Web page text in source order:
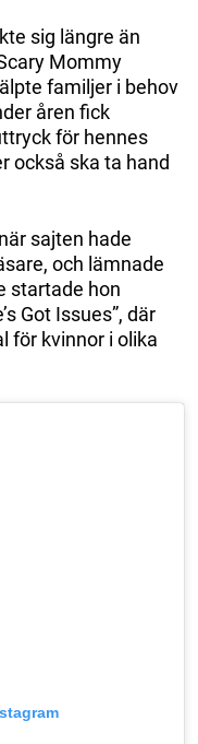
sig längre än
Mommy
familjer i behov
åren fick
för hennes
också ska ta hand
sajten hade
och lämnade
startade hon
Got Issues”, där
för kvinnor i olika